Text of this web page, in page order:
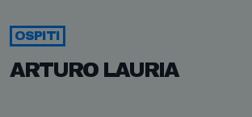
OSPITI
ARTURO LAURIA